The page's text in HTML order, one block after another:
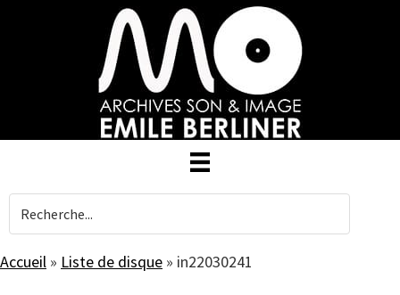
Accueil » Liste de disque » in22030241